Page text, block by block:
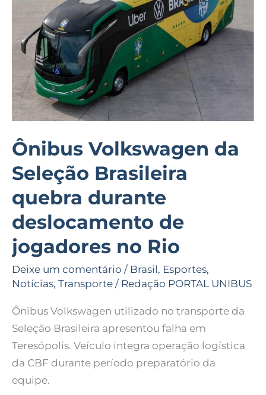
Ônibus Volkswagen da
Seleção Brasileira
quebra durante
deslocamento de
jogadores no Rio
Deixe um comentário / Brasil, Esportes,
Notícias, Transporte / Redação PORTAL UNIBUS
Ônibus Volkswagen utilizado no transporte da
Seleção Brasileira apresentou falha em
Teresópolis. Veículo integra operação logística
da CBF durante período preparatório da
equipe.
Brasileira
quebra
durante
deslocamento
jogadores
no
Rio